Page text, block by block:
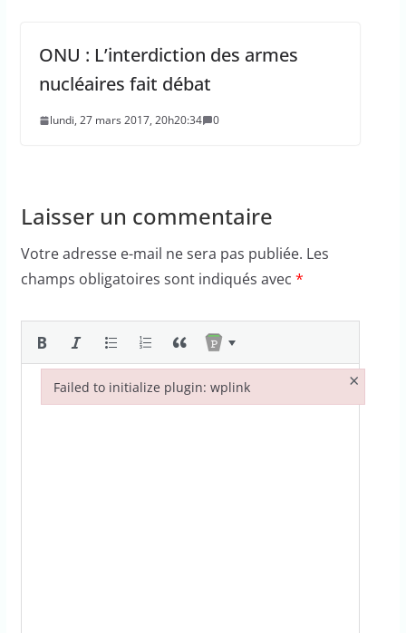
ONU : L’interdiction des armes
nucléaires fait débat
lundi, 27 mars 2017, 20h20:34 0
Laisser un commentaire
Votre adresse e-mail ne sera pas publiée. Les
champs obligatoires sont indiqués avec *
Failed to initialize plugin: wplink ×
Failed to initialize plugin: wplink